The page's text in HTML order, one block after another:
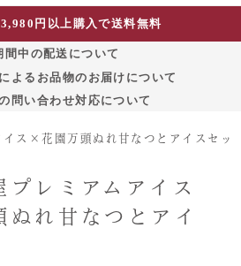
円以上購入で送料無料
間中の配送について
よるお品物のお届けについて
問い合わせ対応について
ス×花園万頭ぬれ甘なつとアイスセッ
プレミアムアイス
れ甘なつとアイ